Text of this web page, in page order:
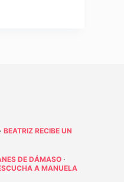
·BEATRIZ RECIBE UN
DE DÁMASO ·
A MANUELA